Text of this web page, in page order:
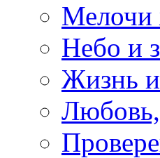
Мелочи
Небо и
Жизнь